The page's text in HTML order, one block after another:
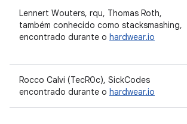
Lennert Wouters, rqu, Thomas Roth,
também conhecido como stacksmashing,
encontrado durante o hardwear.io
Rocco Calvi (TecR0c), SickCodes
encontrado durante o hardwear.io